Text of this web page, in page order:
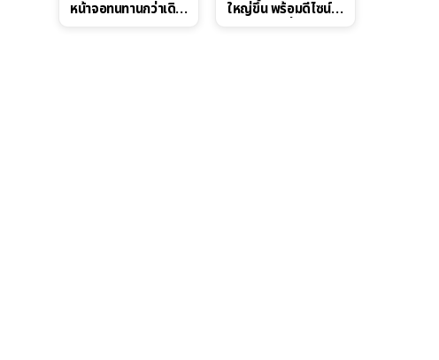
หน้าจอทนทานกว่าเดิม
ใหญ่ขึ้น พร้อมดีไซน์ไร้